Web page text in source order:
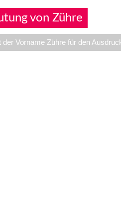
von Zühre
Vorname Zühre für den